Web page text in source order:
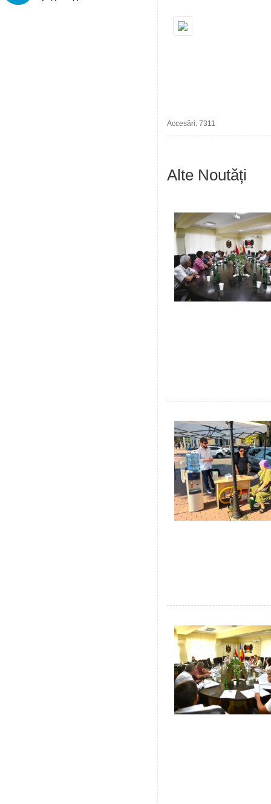
Accesări: 7311
Alte Noutăți